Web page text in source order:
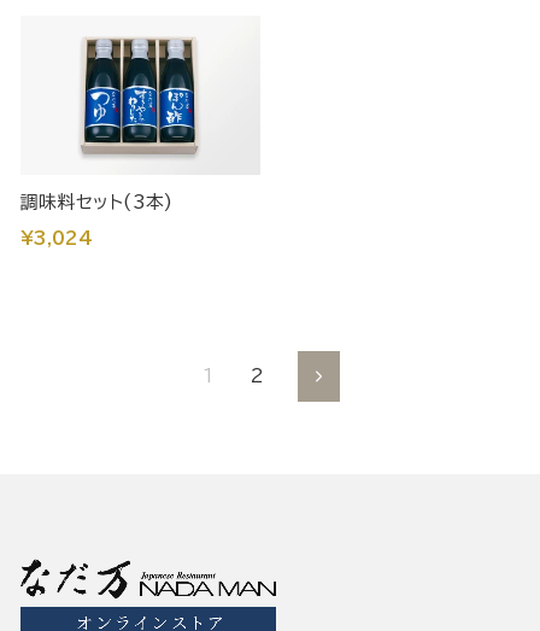
調味料セット(3本)
¥3,024
1 2
到
下